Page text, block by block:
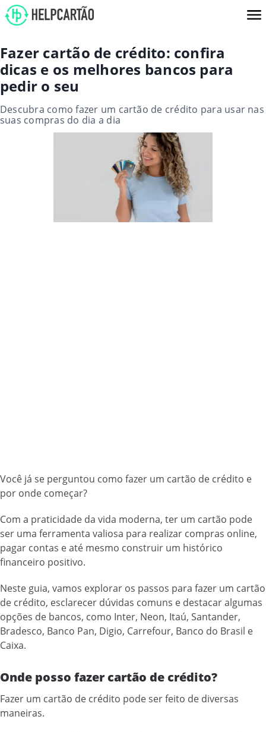
Fazer cartão de crédito: confira
dicas e os melhores bancos para
pedir o seu
Descubra como fazer um cartão de crédito para usar nas
suas compras do dia a dia
Você já se perguntou como fazer um cartão de crédito e
por onde começar?
Com a praticidade da vida moderna, ter um cartão pode
ser uma ferramenta valiosa para realizar compras online,
pagar contas e até mesmo construir um histórico
financeiro positivo.
Neste guia, vamos explorar os passos para fazer um cartão
de crédito, esclarecer dúvidas comuns e destacar algumas
opções de bancos, como Inter, Neon, Itaú, Santander,
Bradesco, Banco Pan, Digio, Carrefour, Banco do Brasil e
Caixa.
Onde posso fazer cartão de crédito?
Fazer um cartão de crédito pode ser feito de diversas
maneiras.